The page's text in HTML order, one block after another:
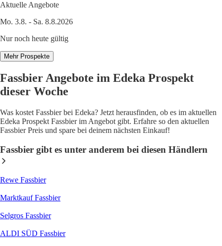
Aktuelle Angebote
Mo. 3.8. - Sa. 8.8.2026
Nur noch heute gültig
Mehr Prospekte
Fassbier Angebote im Edeka Prospekt
dieser Woche
Was kostet Fassbier bei Edeka? Jetzt herausfinden, ob es im aktuellen
Edeka Prospekt Fassbier im Angebot gibt. Erfahre so den aktuellen
Fassbier Preis und spare bei deinem nächsten Einkauf!
Fassbier gibt es unter anderem bei diesen Händlern
Rewe Fassbier
Marktkauf Fassbier
Selgros Fassbier
ALDI SÜD Fassbier